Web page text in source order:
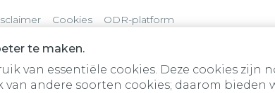
te maken.
van essentiële cookies. Deze cookies zijn
andere soorten cookies; daarom bieden
Cookies ODR-platform